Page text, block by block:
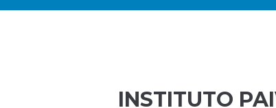
INSTITUTO